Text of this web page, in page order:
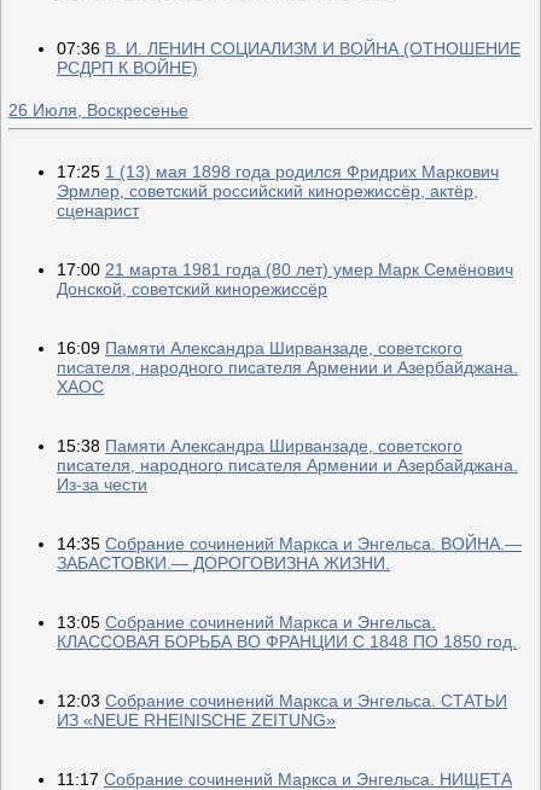
07:36 В. И. ЛЕНИН СОЦИАЛИЗМ И ВОЙНА (ОТНОШЕНИЕ
РСДРП К ВОЙНЕ)
26 Июля, Воскресенье
17:25 1 (13) мая 1898 года родился Фридрих Маркович
Эрмлер, советский российский кинорежиссёр, актёр,
сценарист
17:00 21 марта 1981 года (80 лет) умер Марк Семёнович
Донской, советский кинорежиссёр
16:09 Памяти Александра Ширванзаде, советского
писателя, народного писателя Армении и Азербайджана.
ХАОС
15:38 Памяти Александра Ширванзаде, советского
писателя, народного писателя Армении и Азербайджана.
Из-за чести
14:35 Собрание сочинений Маркса и Энгельса. ВОЙНА.—
ЗАБАСТОВКИ.— ДОРОГОВИЗНА ЖИЗНИ.
13:05 Собрание сочинений Маркса и Энгельса.
КЛАССОВАЯ БОРЬБА ВО ФРАНЦИИ С 1848 ПО 1850 год.
12:03 Собрание сочинений Маркса и Энгельса. СТАТЬИ
ИЗ «NEUE RHEINISCHE ZEITUNG»
11:17 Собрание сочинений Маркса и Энгельса. НИЩЕТА